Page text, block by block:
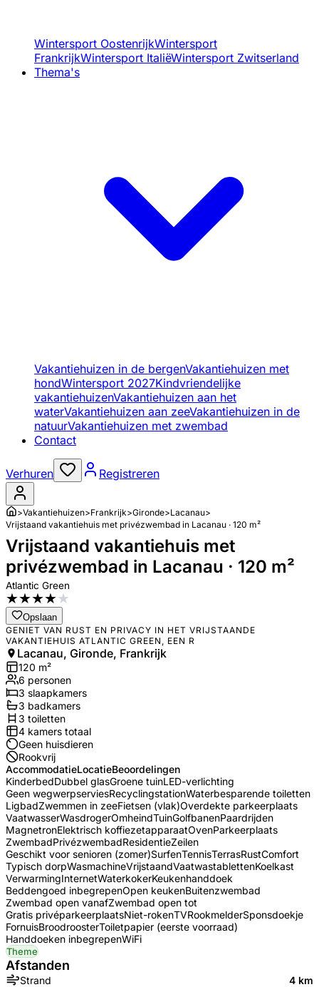
Wintersport OostenrijkWintersport
FrankrijkWintersport ItaliëWintersport Zwitserland
Thema's
Vakantiehuizen in de bergenVakantiehuizen met
hondWintersport 2027Kindvriendelijke
vakantiehuizenVakantiehuizen aan het
waterVakantiehuizen aan zeeVakantiehuizen in de
natuurVakantiehuizen met zwembad
Contact
Verhuren Registreren
>Vakantiehuizen>Frankrijk>Gironde>Lacanau>
Vrijstaand vakantiehuis met privézwembad in Lacanau · 120 m²
Vrijstaand vakantiehuis met
privézwembad in Lacanau · 120 m²
Atlantic Green
★★★★★
Opslaan
GENIET VAN RUST EN PRIVACY IN HET VRIJSTAANDE
VAKANTIEHUIS ATLANTIC GREEN, EEN R
Lacanau, Gironde, Frankrijk
120 m²
6 personen
3 slaapkamers
3 badkamers
3 toiletten
4 kamers totaal
Geen huisdieren
Rookvrij
AccommodatieLocatieBeoordelingen
KinderbedDubbel glasGroene tuinLED-verlichting
Geen wegwerpserviesRecyclingstationWaterbesparende toiletten
LigbadZwemmen in zeeFietsen (vlak)Overdekte parkeerplaats
VaatwasserWasdrogerOmheindTuinGolfbanenPaardrijden
MagnetronElektrisch koffiezetapparaatOvenParkeerplaats
ZwembadPrivézwembadResidentieZeilen
Geschikt voor senioren (zomer)SurfenTennisTerrasRustComfort
Typisch dorpWasmachineVrijstaandVaatwastablettenKoelkast
VerwarmingInternetWaterkokerKeukenhanddoek
Beddengoed inbegrepenOpen keukenBuitenzwembad
Zwembad open vanafZwembad open tot
Gratis privéparkeerplaatsNiet-rokenTVRookmelderSponsdoekje
FornuisBroodroosterToiletpapier (eerste voorraad)
Handdoeken inbegrepenWiFi
Theme
Afstanden
Strand
4 km